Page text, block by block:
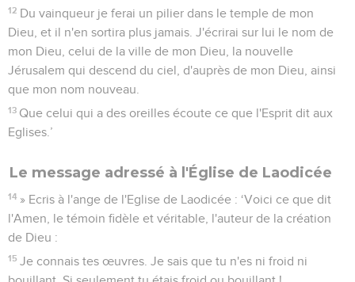
12 Du vainqueur je ferai un pilier dans le temple de mon
Dieu, et il n'en sortira plus jamais. J'écrirai sur lui le nom de
mon Dieu, celui de la ville de mon Dieu, la nouvelle
Jérusalem qui descend du ciel, d'auprès de mon Dieu, ainsi
que mon nom nouveau.
13 Que celui qui a des oreilles écoute ce que l'Esprit dit aux
Eglises.’
Le message adressé à l'Église de Laodicée
14 » Ecris à l'ange de l'Eglise de Laodicée : ‘Voici ce que dit
l'Amen, le témoin fidèle et véritable, l'auteur de la création
de Dieu :
15 Je connais tes œuvres. Je sais que tu n'es ni froid ni